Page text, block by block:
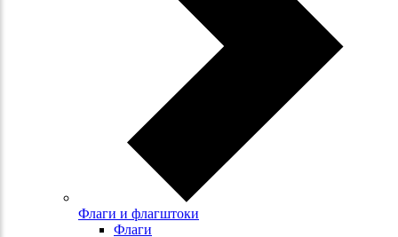
Флаги и флагштоки
Флаги